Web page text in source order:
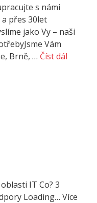
s námi
přes 30let
jako Vy – naši
Vám
Brně, … Číst dál
IT Co? 3
Loading… Více